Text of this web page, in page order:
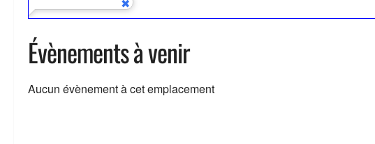
Évènements à venir
Aucun évènement à cet emplacement